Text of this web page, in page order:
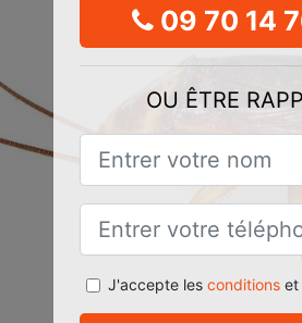
09 70 14
OU ÊTRE
J'accepte les conditionset